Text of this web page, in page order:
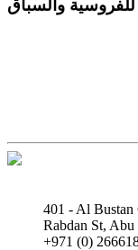
للفروسية والسباق
401 - Al
Rabdan St,
+971 (0)